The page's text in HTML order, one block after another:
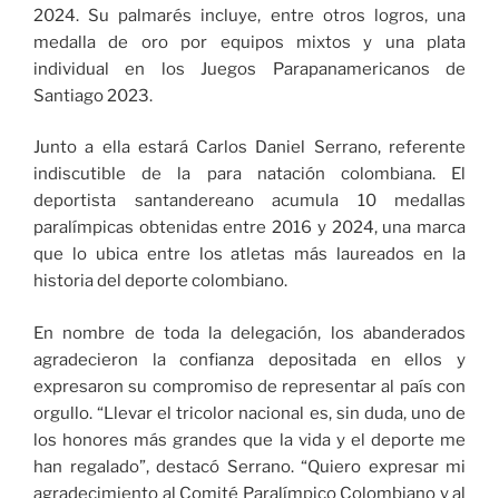
2024. Su palmarés incluye, entre otros logros, una
medalla de oro por equipos mixtos y una plata
individual en los Juegos Parapanamericanos de
Santiago 2023.
Junto a ella estará Carlos Daniel Serrano, referente
indiscutible de la para natación colombiana. El
deportista santandereano acumula 10 medallas
paralímpicas obtenidas entre 2016 y 2024, una marca
que lo ubica entre los atletas más laureados en la
historia del deporte colombiano.
En nombre de toda la delegación, los abanderados
agradecieron la confianza depositada en ellos y
expresaron su compromiso de representar al país con
orgullo. “Llevar el tricolor nacional es, sin duda, uno de
los honores más grandes que la vida y el deporte me
han regalado”, destacó Serrano. “Quiero expresar mi
agradecimiento al Comité Paralímpico Colombiano y al